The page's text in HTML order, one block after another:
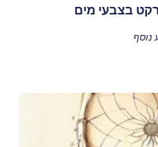
בצבעי מים
נוסף